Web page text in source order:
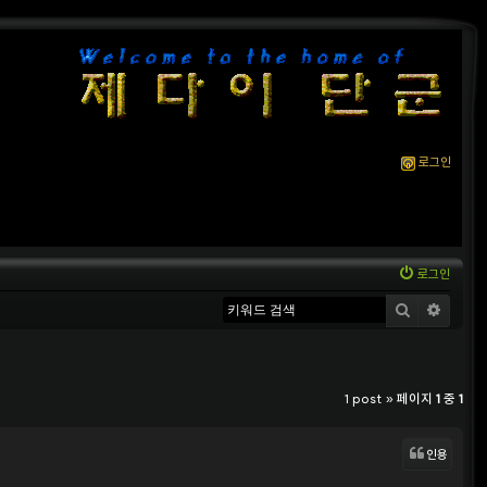
로그인
로그인
검색
1 post » 페이지 1 중 1
인용